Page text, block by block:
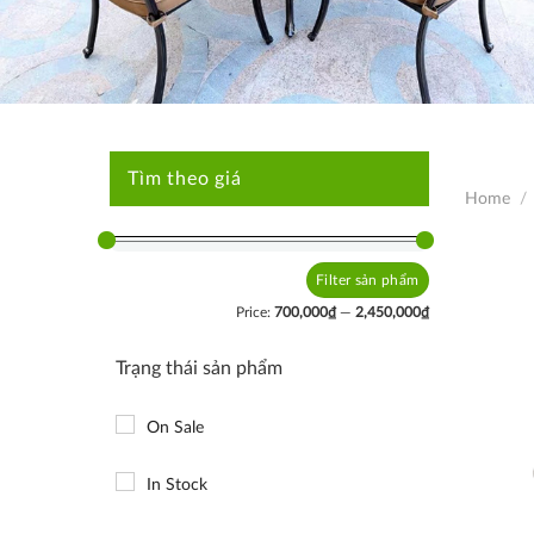
Tìm theo giá
price
price
Filter
Price: 700,000₫— 2,450,000₫
Trạng thái sản phẩm
On Sale
In Stock
Home /